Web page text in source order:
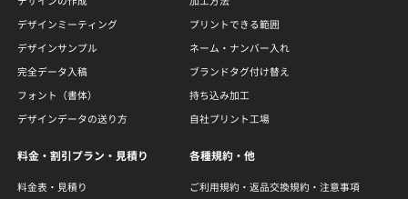
デザインミーティング
デザインサンプル
完全データ入稿
フォント（書体）
デザインデータの送り方
プリントできる範囲
ネーム・ナンバー入れ
ブランドタグ付け替え
持ち込み加工
自社プリント工場
料金・割引プラン・見積り
料金表・見積り
各種規約・他
ご利用規約・返品交換規約・注意事項